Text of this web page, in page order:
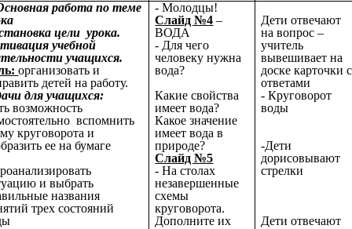
работа по теме
цели урока.
учебной
учащихся.
организовать и
детей на работу.
для учащихся:
возможность
вспомнить
круговорота и
ее на бумаге
и выбрать
названия
трех состояний
- Молодцы!
Слайд №4 –
ВОДА
- Для чего
человеку нужна
вода?
Какие свойства
имеет вода?
Какое значение
имеет вода в
природе?
Слайд №5
- На столах
незавершенные
схемы
круговорота.
Дополните их
Дети отвечают
на вопрос –
учитель
вывешивает на
доске карточки с
ответами
- Круговорот
воды
-Дети
дорисовывают
стрелки
Дети отвечают